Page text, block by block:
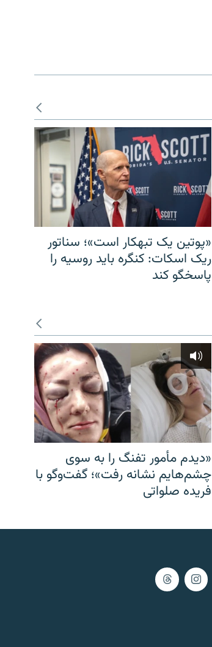
«پوتین یک تبهکار است»؛ سناتور
ریک اسکات: کنگره باید روسیه را
پاسخگو کند
«دیدم مأمور تفنگ را به سوی
چشم‌هایم نشانه رفت»؛ گفت‌و‌گو با
فریده صلواتی